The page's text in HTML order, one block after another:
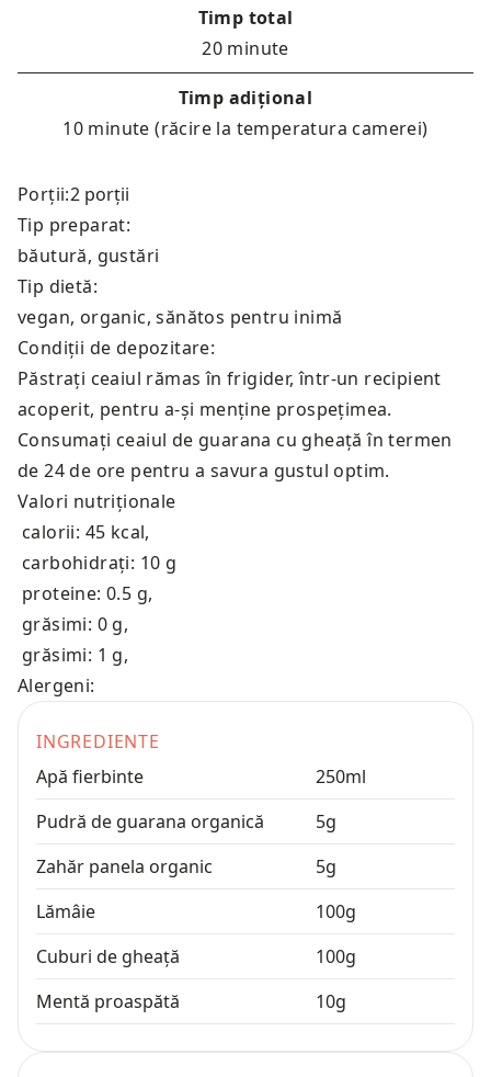
Timp total
20 minute
Timp adițional
10 minute (răcire la temperatura camerei)
Porții:
Tip preparat:
băutură, gustări
Tip dietă:
vegan, organic, sănătos pentru inimă
Condiții de depozitare:
Păstrați ceaiul rămas în frigider, într-un recipient
acoperit, pentru a-și menține prospețimea.
Consumați ceaiul de guarana cu gheață în termen
de 24 de ore pentru a savura gustul optim.
Valori nutriționale
calorii: 45 kcal,
carbohidrați: 10 g
proteine: 0.5 g,
grăsimi: 0 g,
grăsimi: 1 g,
Alergeni:
INGREDIENTE
Apă fierbinte
250ml
Pudră de guarana organică
5g
Zahăr panela organic
5g
Lămâie
100g
Cuburi de gheață
100g
Mentă proaspătă
10g